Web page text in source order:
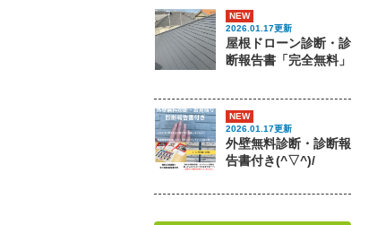
NEW
2026.01.17更新
屋根ドローン診断・診
断報告書「完全無料」
NEW
2026.01.17更新
外壁無料診断・診断報
告書付き(^▽^)/